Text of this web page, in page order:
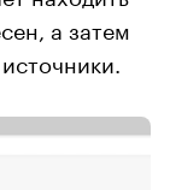
а затем